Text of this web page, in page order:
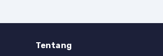
Tentang